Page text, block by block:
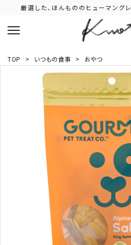
厳選した、ほんもののヒューマング
TOP > いつもの食事 > おやつ